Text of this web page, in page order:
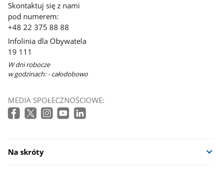
Skontaktuj się z nami
pod numerem:
+48 22 375 88 88
Infolinia dla Obywatela
19 111
W dni robocze
w godzinach: - całodobowo
MEDIA SPOŁECZNOŚCIOWE:
Na skróty